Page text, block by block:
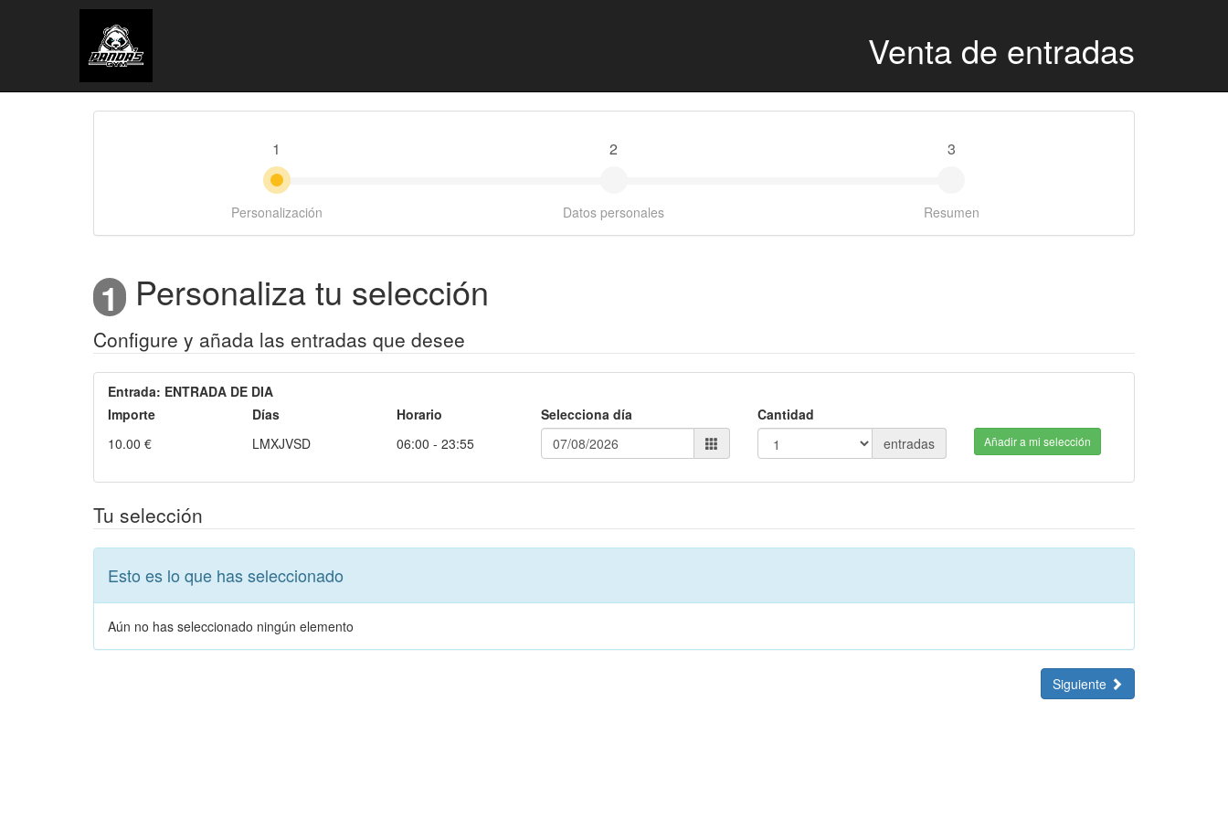
Venta de entradas
1
Personalización
2
Datos personales
3
Resumen
1 Personaliza tu selección
Configure y añada las entradas que desee
Entrada: ENTRADA DE DIA
Importe
10.00 €
Días
LMXJVSD
Horario
06:00 - 23:55
Selecciona día
Cantidad
entradas
Añadir a mi selección
Tu selección
Esto es lo que has seleccionado
Aún no has seleccionado ningún elemento
Siguiente